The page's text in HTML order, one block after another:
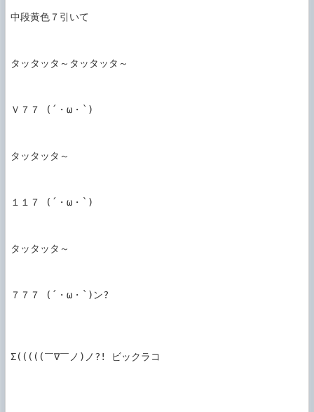
中段黄色７引いて
タッタッタ～タッタッタ～
Ｖ７７ (´・ω・`)
タッタッタ～
１１７ (´・ω・`)
タッタッタ～
７７７ (´・ω・`)ン?
Σ(((((￣∇￣ノ)ノ?! ビックラコ